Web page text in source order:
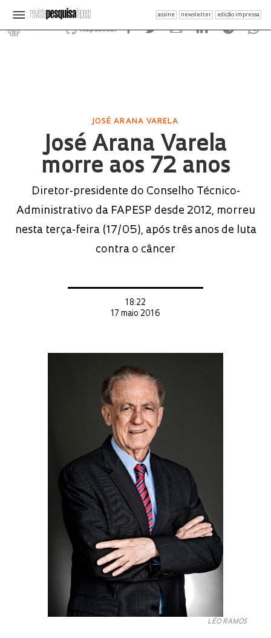
assine newsletter edição impressa
Republicar
JOSÉ ARANA VARELA
José Arana Varela
morre aos 72 anos
Diretor-presidente do Conselho Técnico-
Administrativo da FAPESP desde 2012, morreu
nesta terça-feira (17/05), após três anos de luta
contra o câncer
18:22
17 maio 2016
LÉO RAMOS